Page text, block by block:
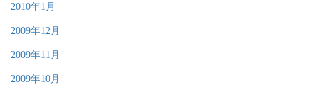
2010年1月
2009年12月
2009年11月
2009年10月